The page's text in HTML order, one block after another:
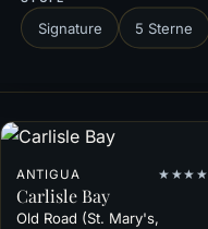
Signature 5 Sterne
Antigua
ANTIGUA
Carlisle Bay
Old Road (St. Mary's,